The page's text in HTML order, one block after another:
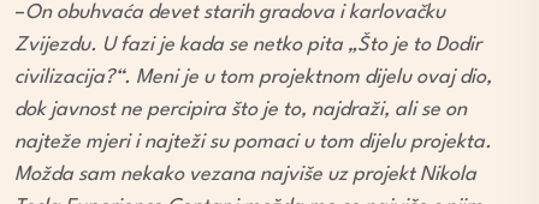
–On obuhvaća devet starih gradova i karlovačku
Zvijezdu. U fazi je kada se netko pita „Što je to Dodir
civilizacija?“. Meni je u tom projektnom dijelu ovaj dio,
dok javnost ne percipira što je to, najdraži, ali se on
najteže mjeri i najteži su pomaci u tom dijelu projekta.
Možda sam nekako vezana najviše uz projekt Nikola